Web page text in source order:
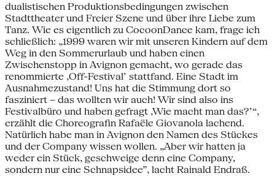
dualistischen Produktionsbedingungen zwischen
Stadttheater und Freier Szene und über ihre Liebe zum
Tanz. Wie es eigentlich zu CocoonDance kam, frage ich
schließlich: „1999 waren wir mit unseren Kindern auf dem
Weg in den Sommerurlaub und haben einen
Zwischenstopp in Avignon gemacht, wo gerade das
renommierte ‚Off-Festival’ stattfand. Eine Stadt im
Ausnahmezustand! Uns hat die Stimmung dort so
fasziniert – das wollten wir auch! Wir sind also ins
Festivalbüro und haben gefragt ‚Wie macht man das?’“,
erzählt die Choreografin Rafaële Giovanola lachend.
Natürlich habe man in Avignon den Namen des Stückes
und der Company wissen wollen. „Aber wir hatten ja
weder ein Stück, geschweige denn eine Company,
sondern nur eine Schnapsidee”, lacht Rainald Endraß.